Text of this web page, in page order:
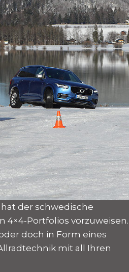
der schwedische
Portfolios vorzuweisen.
doch in Form eines
mit all Ihren